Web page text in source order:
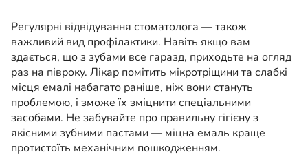
Регулярні відвідування стоматолога — також
важливий вид профілактики. Навіть якщо вам
здається, що з зубами все гаразд, приходьте на огляд
раз на півроку. Лікар помітить мікротріщини та слабкі
місця емалі набагато раніше, ніж вони стануть
проблемою, і зможе їх зміцнити спеціальними
засобами. Не забувайте про правильну гігієну з
якісними зубними пастами — міцна емаль краще
протистоїть механічним пошкодженням.